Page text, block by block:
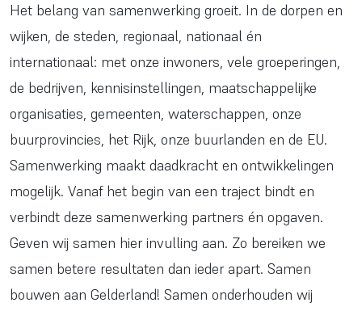
Het belang van samenwerking groeit. In de dorpen en
wijken, de steden, regionaal, nationaal én
internationaal: met onze inwoners, vele groeperingen,
de bedrijven, kennisinstellingen, maatschappelijke
organisaties, gemeenten, waterschappen, onze
buurprovincies, het Rijk, onze buurlanden en de EU.
Samenwerking maakt daadkracht en ontwikkelingen
mogelijk. Vanaf het begin van een traject bindt en
verbindt deze samenwerking partners én opgaven.
Geven wij samen hier invulling aan. Zo bereiken we
samen betere resultaten dan ieder apart. Samen
bouwen aan Gelderland! Samen onderhouden wij